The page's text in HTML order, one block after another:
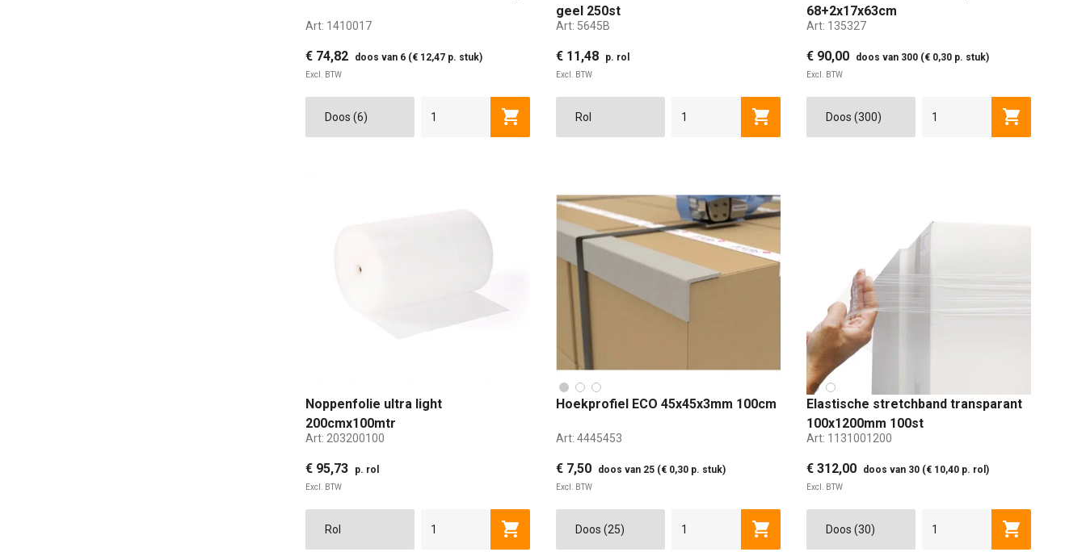
Art: 1410017
€ 74,82 doos van 6 (€ 12,47 p. stuk)
Excl. BTW
Toevoegen aan winkelwagen
geel 250st
Art: 5645B
€ 11,48 p. rol
Excl. BTW
Toevoegen aan winkelwagen
68+2x17x63cm
Art: 135327
€ 90,00 doos van 300 (€ 0,30 p. stuk)
Excl. BTW
Toevoegen
Noppenfolie ultra light
200cmx100mtr
Art: 203200100
€ 95,73 p. rol
Excl. BTW
100 CM Toevoegen aan winkelwagen
Hoekprofiel ECO 45x45x3mm 100cm
Art: 4445453
€ 7,50 doos van 25 (€ 0,30 p. stuk)
Excl. BTW
45 MM 50 MM Toevoegen aan winkelwagen
Elastische stretchband transparant
100x1200mm 100st
Art: 1131001200
€ 312,00 doos van 30 (€ 10,40 p. rol)
Excl. BTW
Toevoegen